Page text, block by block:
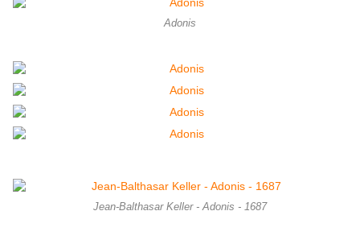
Adonis
Jean-Balthasar Keller - Adonis - 1687